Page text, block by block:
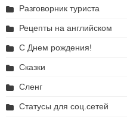
Разговорник туриста
Рецепты на английском
С Днем рождения!
Сказки
Сленг
Статусы для соц.сетей